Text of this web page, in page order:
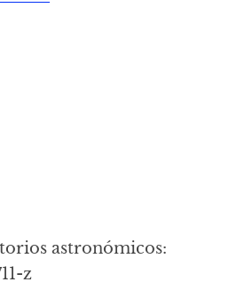
astronómicos:
z